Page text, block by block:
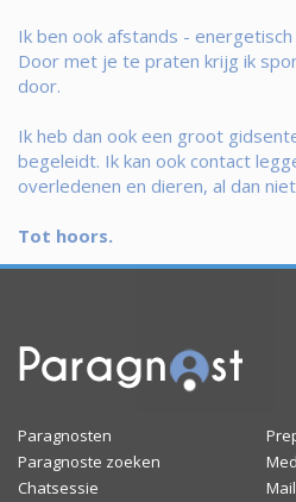
Ik ben ook afstands -
Door met je te praten krijg ik
door.
Ik heb dan ook een groot
begeleidt. Ik kan ook contact
overledenen en dieren, al dan
Tot hoors.
Paragnosten
Paragnoste zoeken
Chatsessie